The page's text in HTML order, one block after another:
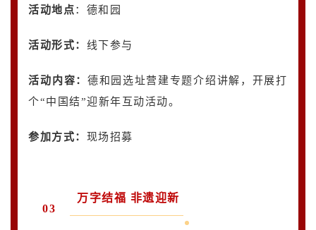
活动地点：德和园
活动形式： 线下参与
活动内容： 德和园选址营建专题介绍讲解，开展打
个“中国结”迎新年互动活动。
参加方式： 现场招募
03
万字结福 非遗迎新